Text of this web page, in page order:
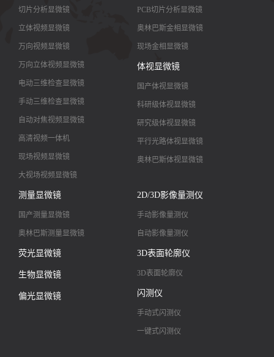
切片分析显微镜
立体视频显微镜
万向视频显微镜
万向立体视频显微镜
电动三维检查显微镜
手动三维检查显微镜
自动对焦视频显微镜
高清视频一体机
现场视频显微镜
大视场视频显微镜
大景深视频显微镜
高清镜头
PCB切片分析显微镜
奥林巴斯金相显微镜
现场金相显微镜
体视显微镜
国产体视显微镜
科研级体视显微镜
研究级体视显微镜
平行光路体视显微镜
奥林巴斯体视显微镜
测量显微镜
国产测量显微镜
奥林巴斯测量显微镜
荧光显微镜
生物显微镜
偏光显微镜
2D/3D影像量测仪
手动影像量测仪
自动影像量测仪
3D表面轮廓仪
3D表面轮廓仪
闪测仪
手动式闪测仪
一键式闪测仪